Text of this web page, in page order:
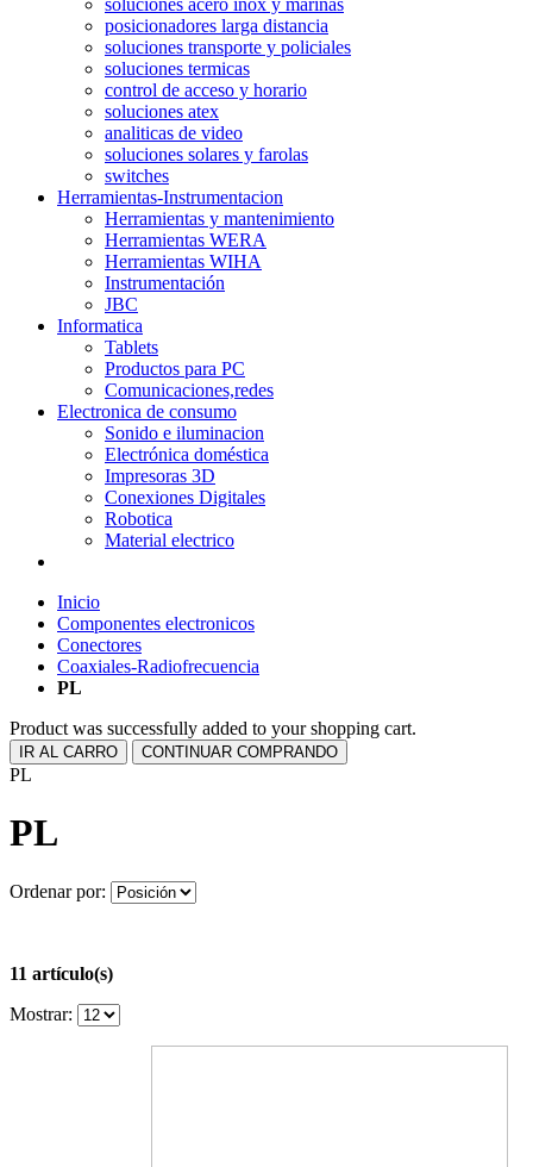
soluciones acero inox y marinas
posicionadores larga distancia
soluciones transporte y policiales
soluciones termicas
control de acceso y horario
soluciones atex
analiticas de video
soluciones solares y farolas
switches
Herramientas-Instrumentacion
Herramientas y mantenimiento
Herramientas WERA
Herramientas WIHA
Instrumentación
JBC
Informatica
Tablets
Productos para PC
Comunicaciones,redes
Electronica de consumo
Sonido e iluminacion
Electrónica doméstica
Impresoras 3D
Conexiones Digitales
Robotica
Material electrico
Inicio
Componentes electronicos
Conectores
Coaxiales-Radiofrecuencia
PL
Product was successfully added to your shopping cart.
IR AL CARRO CONTINUAR COMPRANDO
PL
PL
Ordenar por:
11 artículo(s)
Mostrar: